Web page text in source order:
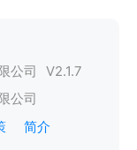
公司 V2.1.7
公司
简介